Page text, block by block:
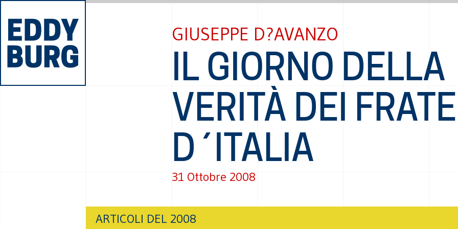
GIUSEPPE D?AVANZO
IL GIORNO DELLA
VERITÀ DEI
D´ITALIA
31 Ottobre 2008
ARTICOLI DEL 2008